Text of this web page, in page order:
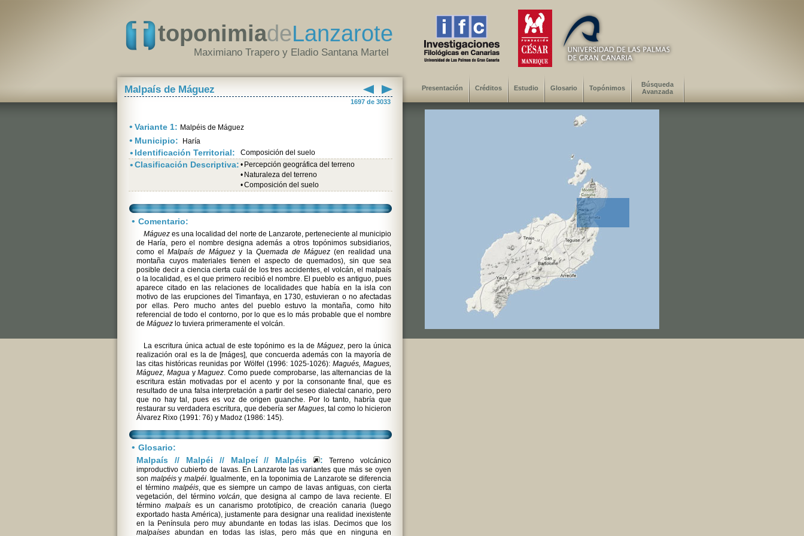
toponimiadeLanzarote
Maximiano Trapero y Eladio Santana Martel
Malpaís de Máguez
1697 de 3033
• Variante 1: Malpéis de Máguez
• Municipio: Haría
• Identificación Territorial: Composición del suelo
•Clasificación Descriptiva: • Percepción geográfica del terreno
• Naturaleza del terreno
•Composición del suelo
• Comentario:
Máguez es una localidad del norte de Lanzarote, perteneciente al municipio
de Haría, pero el nombre designa además a otros topónimos subsidiarios,
como elMalpaís de Máguez y la Quemada de Máguez(en realidad una
montaña cuyos materiales tienen el aspecto de quemados), sin que sea
posible decir a ciencia cierta cuál de los tres accidentes, el volcán, el malpaís
o la localidad, es el que primero recibió el nombre. El pueblo es antiguo, pues
aparece citado en las relaciones de localidades que había en la isla con
motivo de las erupciones del Timanfaya, en 1730, estuvieran o no afectadas
por ellas. Pero mucho antes del pueblo estuvo la montaña, como hito
referencial de todo el contorno, por lo que es lo más probable que el nombre
de Máguez lo tuviera primeramente el volcán.
La escritura única actual de este topónimo es la de Máguez, pero la única
realización oral es la de [máges], que concuerda además con la mayoría de
las citas históricas reunidas por Wölfel (1996: 1025-1026): Magués, Magues,
Máguez, MaguayMaguez. Como puede comprobarse, las alternancias de la
escritura están motivadas por el acento y por la consonante final, que es
resultado de una falsa interpretación a partir del seseo dialectal canario, pero
que no hay tal, pues es voz de origen guanche. Por lo tanto, habría que
restaurar su verdadera escritura, que debería ser Magues, tal como lo hicieron
Álvarez Rixo (1991: 76) y Madoz (1986: 145).
• Glosario:
Malpaís // Malpéi // Malpeí // Malpéis
: Terreno volcánico
improductivo cubierto de lavas. En Lanzarote las variantes que más se oyen
son malpéisy malpéi. Igualmente, en la toponimia de Lanzarote se diferencia
el término malpéis, que es siempre un campo de lavas antiguas, con cierta
vegetación, del términovolcán, que designa al campo de lava reciente. El
término malpaíses un canarismo prototípico, de creación canaria (luego
exportado hasta América), justamente para designar una realidad inexistente
en la Península pero muy abundante en todas las islas. Decimos que los
malpaíses abundan en todas las islas, pero más que en ninguna en
Presentación Créditos Estudio Glosario Topónimos
Búsqueda
Avanzada